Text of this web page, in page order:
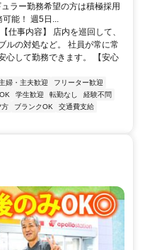
ラー勤務希望の方は積極採用
能！ 週5日...
仕事内容】 店内を巡回して、
ルの対処など。 社員が常に常
心して勤務できます。 【安心
主婦・主夫歓迎
フリーター歓迎
学生歓迎 転勤なし
経験不問
方 ブランクOK
交通費支給